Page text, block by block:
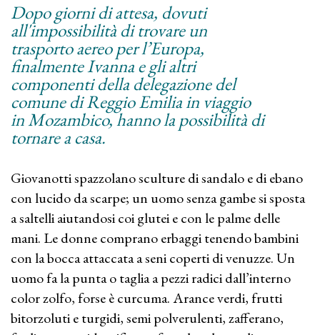
Dopo giorni di attesa, dovuti
all'impossibilità di trovare un
trasporto aereo per l’Europa,
finalmente Ivanna e gli altri
componenti della delegazione del
comune di Reggio Emilia in viaggio
in Mozambico, hanno la possibilità di
tornare a casa.
Giovanotti spazzolano sculture di sandalo e di ebano
con lucido da scarpe; un uomo senza gambe si sposta
a saltelli aiutandosi coi glutei e con le palme delle
mani. Le donne comprano erbaggi tenendo bambini
con la bocca attaccata a seni coperti di venuzze. Un
uomo fa la punta o taglia a pezzi radici dall’interno
color zolfo, forse è curcuma. Arance verdi, frutti
bitorzoluti e turgidi, semi polverulenti, zafferano,